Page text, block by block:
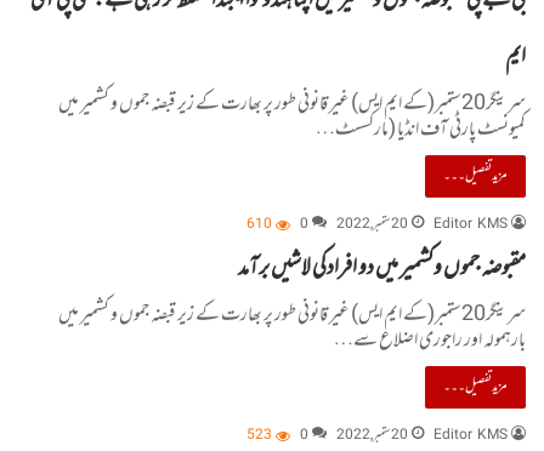
ایم
سرینگر20ستمبر(کے ایم ایس) غیر قانونی طور پر بھارت کے زیر قبضہ جموں و کشمیر میں
کمیونسٹ پارٹی آف انڈیا (مارکسسٹ…
مزید تفصیل۔۔۔
Editor KMS 20 ستمبر, 2022 0
610
مقبوضہ جموں وکشمیر میں دو افرادکی لاشیں برآمد
سرینگر20ستمبر(کے ایم ایس) غیر قانونی طور پر بھارت کے زیر قبضہ جموں و کشمیر میں
بارہمولہ اور راجوری اضلاع سے…
مزید تفصیل۔۔۔
Editor KMS 20 ستمبر, 2022 0
523